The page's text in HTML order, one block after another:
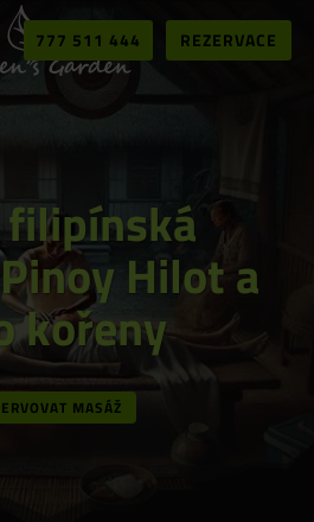
777 511 444 REZERVACE
filipínská
Hilot a
kořeny
MASÁŽ